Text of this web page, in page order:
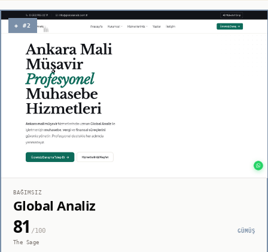
◈ #2
BAĞIMSIZ
Global Analiz
81 /100
GÜMÜŞ
The Sage